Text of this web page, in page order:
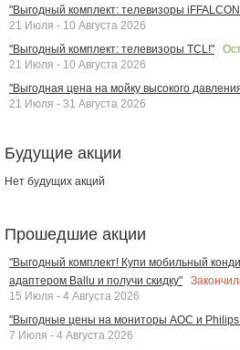
"Выгодный комплект: телевизоры
21 Июля - 10 Августа 2026
"Выгодный комплект: телевизоры TCL!"
21 Июля - 10 Августа 2026
"Выгодная цена на мойку высокого
21 Июля - 31 Августа 2026
Будущие акции
Нет будущих акций
Прошедшие акции
"Выгодный комплект! Купи мобильный
адаптером Ballu и получи скидку"
15 Июля - 4 Августа 2026
"Выгодные цены на мониторы AOC и
7 Июля - 4 Августа 2026